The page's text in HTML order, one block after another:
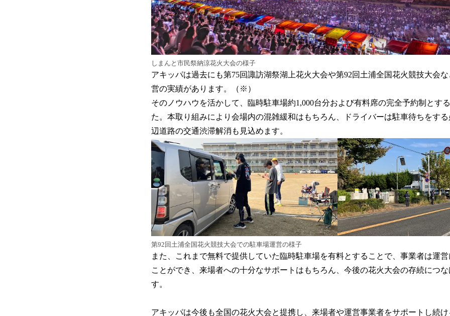
しまんと市民祭納涼花火大会の様子
アキッパは過去にも第75回諏訪湖祭湖上花火大会や第92回土浦全国花火競技大会
営の実績があります。（※）
そのノウハウを活かして、臨時駐車場約1,000台分および有料席の完全予約制とす
た。本取り組みにより会場内の混雑緩和はもちろん、ドライバーは駐車待ちをす
辺道路の交通渋滞解消も見込めます。
第92回土浦全国花火競技大会での駐車場運営の様子
また、これまで無料で提供していた臨時駐車場を有料とすることで、事業者は運
ことができ、来場者への十分なサポートはもちろん、今後の花火大会の存続につな
す。
アキッパは今後も全国の花火大会と提携し、来場者や運営事業者をサポートし続